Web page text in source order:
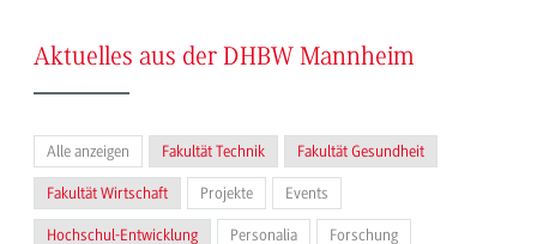
Aktuelles aus der DHBW Mannheim
Alle anzeigen Fakultät Technik Fakultät Gesundheit
Fakultät Wirtschaft Projekte Events
Hochschul-Entwicklung Personalia Forschung